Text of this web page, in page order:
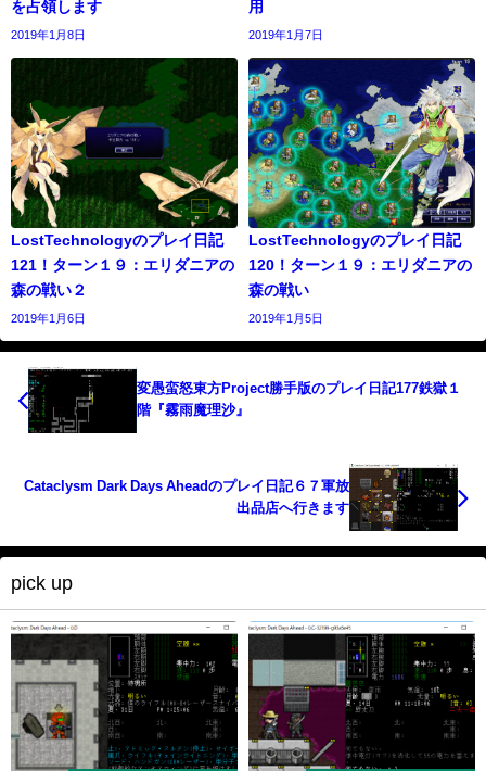
を占領します
2019年1月8日
用
2019年1月7日
LostTechnologyのプレイ日記
121！ターン１９：エリダニアの
森の戦い２
2019年1月6日
LostTechnologyのプレイ日記
120！ターン１９：エリダニアの
森の戦い
2019年1月5日
変愚蛮怒東方Project勝手版のプレイ日記177鉄獄１
階『霧雨魔理沙』
Cataclysm Dark Days Aheadのプレイ日記６７軍放
出品店へ行きます
pick up